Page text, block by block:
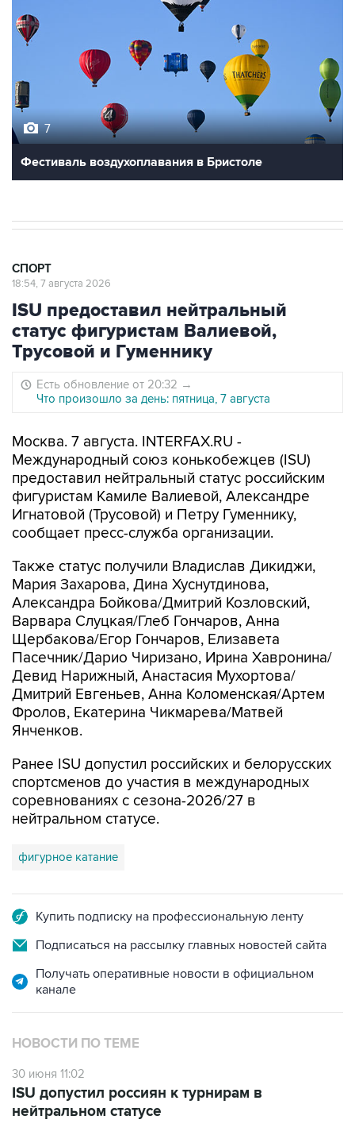
7
Фестиваль воздухоплавания в Бристоле
СПОРТ
18:54, 7 августа 2026
ISU предоставил нейтральный
статус фигуристам Валиевой,
Трусовой и Гуменнику
Есть обновление от 20:32 →
Что произошло за день: пятница, 7 августа
Москва. 7 августа. INTERFAX.RU -
Международный союз конькобежцев (ISU)
предоставил нейтральный статус российским
фигуристам Камиле Валиевой, Александре
Игнатовой (Трусовой) и Петру Гуменнику,
сообщает пресс-служба организации.
Также статус получили Владислав Дикиджи,
Мария Захарова, Дина Хуснутдинова,
Александра Бойкова/Дмитрий Козловский,
Варвара Слуцкая/Глеб Гончаров, Анна
Щербакова/Егор Гончаров, Елизавета
Пасечник/Дарио Чиризано, Ирина Хавронина/
Девид Нарижный, Анастасия Мухортова/
Дмитрий Евгеньев, Анна Коломенская/Артем
Фролов, Екатерина Чикмарева/Матвей
Янченков.
Ранее ISU допустил российских и белорусских
спортсменов до участия в международных
соревнованиях с сезона-2026/27 в
нейтральном статусе.
фигурное катание
Купить подписку на профессиональную ленту
Подписаться на рассылку главных новостей сайта
Получать оперативные новости в официальном
канале
НОВОСТИ ПО ТЕМЕ
30 июня 11:02
ISU допустил россиян к турнирам в
нейтральном статусе